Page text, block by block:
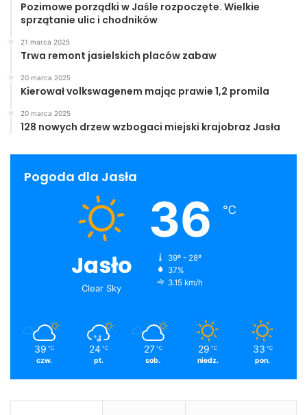
Pozimowe porządki w Jaśle rozpoczęte. Wielkie
sprzątanie ulic i chodników
21 marca 2025
Trwa remont jasielskich placów zabaw
20 marca 2025
Kierował volkswagenem mając prawie 1,2 promila
20 marca 2025
128 nowych drzew wzbogaci miejski krajobraz Jasła
Pogoda dla Jasła
Jasło
Clear Sky
36 ℃
39º - 28º
37%
3.15 km/h
39 ℃
czw.
24 ℃
pt.
27 ℃
sob.
29 ℃
niedz.
33 ℃
pon.